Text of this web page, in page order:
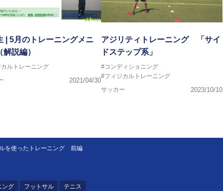
| 5月のトレーニングメニ
解説編）
ルトレーニング
2021/04/30
アジリティトレーニング 「サイ
ドステップ系」
#コンディショニング
#フィジカルトレーニング
サッカー
2023/10/10
を使ったトレーニング 前編
ング フットサル テニス